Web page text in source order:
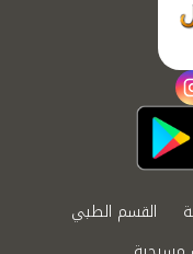
القسم الطبي